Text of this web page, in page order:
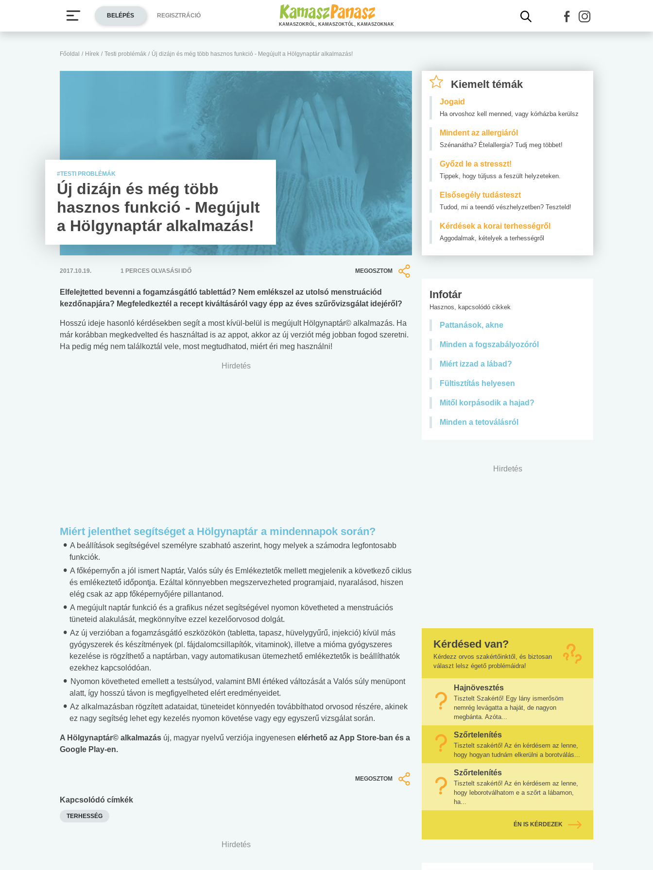
Főoldal / Hírek / Testi problémák / Új dizájn és még több hasznos funkció - Megújult a Hölgynaptár alkalmazás!
#TESTI PROBLÉMÁK
Új dizájn és még több
hasznos funkció - Megújult
a Hölgynaptár alkalmazás!
2017.10.19. 1 PERCES OLVASÁSI IDŐ MEGOSZTOM
Elfelejtetted bevenni a fogamzásgátló tablettád? Nem emlékszel az utolsó menstruációd
kezdőnapjára? Megfeledkeztél a recept kiváltásáról vagy épp az éves szűrővizsgálat idejéről?
Hosszú ideje hasonló kérdésekben segít a most kívül-belül is megújult Hölgynaptár© alkalmazás. Ha
már korábban megkedvelted és használtad is az appot, akkor az új verziót még jobban fogod szeretni.
Ha pedig még nem találkoztál vele, most megtudhatod, miért éri meg használni!
Hirdetés
Miért jelenthet segítséget a Hölgynaptár a mindennapok során?
A beállítások segítségével személyre szabható aszerint, hogy melyek a számodra legfontosabb
funkciók.
A főképernyőn a jól ismert Naptár, Valós súly és Emlékeztetők mellett megjelenik a következő ciklus
és emlékeztető időpontja. Ezáltal könnyebben megszervezheted programjaid, nyaralásod, hiszen
elég csak az app főképernyőjére pillantanod.
A megújult naptár funkció és a grafikus nézet segítségével nyomon követheted a menstruációs
tüneteid alakulását, megkönnyítve ezzel kezelőorvosod dolgát.
Az új verzióban a fogamzásgátló eszközökön (tabletta, tapasz, hüvelygyűrű, injekció) kívül más
gyógyszerek és készítmények (pl. fájdalomcsillapítók, vitaminok), illetve a mióma gyógyszeres
kezelése is rögzíthető a naptárban, vagy automatikusan ütemezhető emlékeztetők is beállíthatók
ezekhez kapcsolódóan.
Nyomon követheted emellett a testsúlyod, valamint BMI értéked változását a Valós súly menüpont
alatt, így hosszú távon is megfigyelheted elért eredményeidet.
Az alkalmazásban rögzített adataidat, tüneteidet könnyedén továbbíthatod orvosod részére, akinek
ez nagy segítség lehet egy kezelés nyomon követése vagy egy egyszerű vizsgálat során.
A Hölgynaptár© alkalmazás új, magyar nyelvű verziója ingyenesen elérhető az App Store-ban és a
Google Play-en.
MEGOSZTOM
Kapcsolódó címkék
TERHESSÉG
Hirdetés
Kiemelt témák
Jogaid
Ha orvoshoz kell menned, vagy kórházba kerülsz
Mindent az allergiáról
Szénanátha? Ételallergia? Tudj meg többet!
Győzd le a stresszt!
Tippek, hogy túljuss a feszült helyzeteken.
Elsősegély tudásteszt
Tudod, mi a teendő vészhelyzetben? Teszteld!
Kérdések a korai terhességről
Aggodalmak, kételyek a terhességről
Infotár
Hasznos, kapcsolódó cikkek
Pattanások, akne
Minden a fogszabályozóról
Miért izzad a lábad?
Fültisztítás helyesen
Mitől korpásodik a hajad?
Minden a tetoválásról
Hirdetés
Kérdésed van?
Kérdezz orvos szakértőinktől, és biztosan
választ lelsz égető problémáidra!
Hajnövesztés
Tisztelt Szakértő! Egy lány ismerősöm
nemrég levágatta a haját, de nagyon
megbánta. Azóta...
Szőrtelenítés
Tisztelt szakértő! Az én kérdésem az lenne,
hogy hogyan tudnám elkerülni a borotválás...
Szőrtelenítés
Tisztelt szakértő! Az én kérdésem az lenne,
hogy leborotválhatom e a szőrt a lábamon,
ha...
ÉN IS KÉRDEZEK
BELÉPÉS REGISZTRÁCIÓ
KAMASZOKRÓL, KAMASZOKTÓL, KAMASZOKNAK